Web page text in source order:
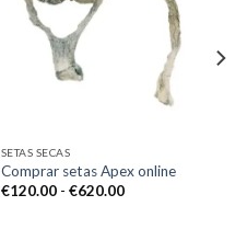
Add to
wishlist
SETAS SECAS
Comprar setas Apex online
€120.00 - €620.00Rango